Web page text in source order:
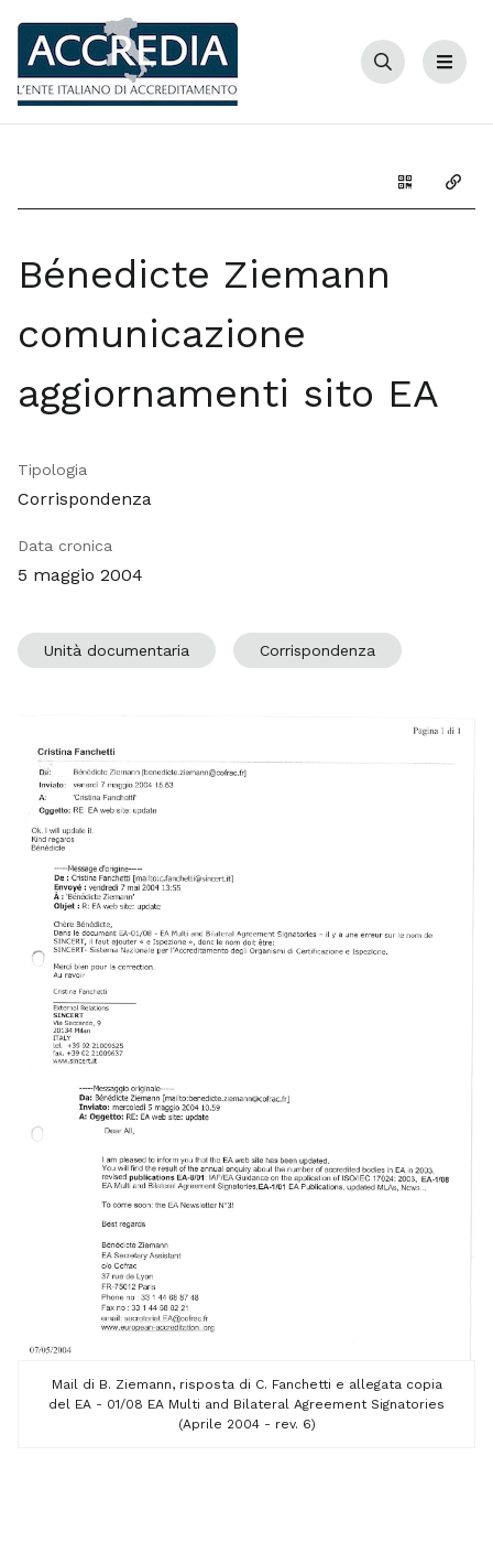
Cerca Menu
Genera il
Bénedicte Ziemann
comunicazione
aggiornamenti sito EA
Tipologia
Corrispondenza
Data cronica
5 maggio 2004
Unità documentaria Corrispondenza
Mail di B. Ziemann, risposta di C. Fanchetti e allegata copia
del EA - 01/08 EA Multi and Bilateral Agreement Signatories
(Aprile 2004 - rev. 6)